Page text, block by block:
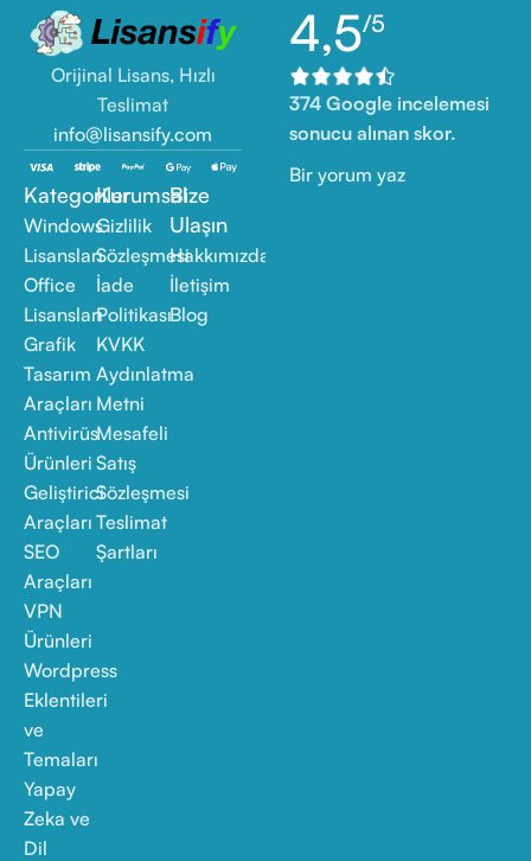
Orijinal Lisans, Hızlı
Teslimat
info@lisansify.com
Kategoriler
Windows
Lisansları
Office
Lisansları
Grafik
Tasarım
Araçları
Antivirüs
Ürünleri
Geliştirici
Araçları
SEO
Araçları
VPN
Ürünleri
Wordpress
Eklentileri
ve
Temaları
Yapay
Zeka ve
Dil
Kurumsal
Gizlilik
Sözleşmesi
İade
Politikası
KVKK
Aydınlatma
Metni
Mesafeli
Satış
Sözleşmesi
Teslimat
Şartları
Bize
Ulaşın
Hakkımızda
İletişim
Blog
4,5/5
374 Google incelemesi
sonucu alınan skor.
Bir yorum yaz